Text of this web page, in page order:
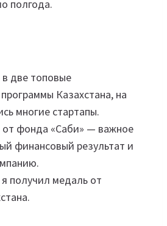
полгода.
две топовые
Казахстана, на
многие стартапы.
от фонда «Саби» — важное
финансовый результат и
получил медаль от